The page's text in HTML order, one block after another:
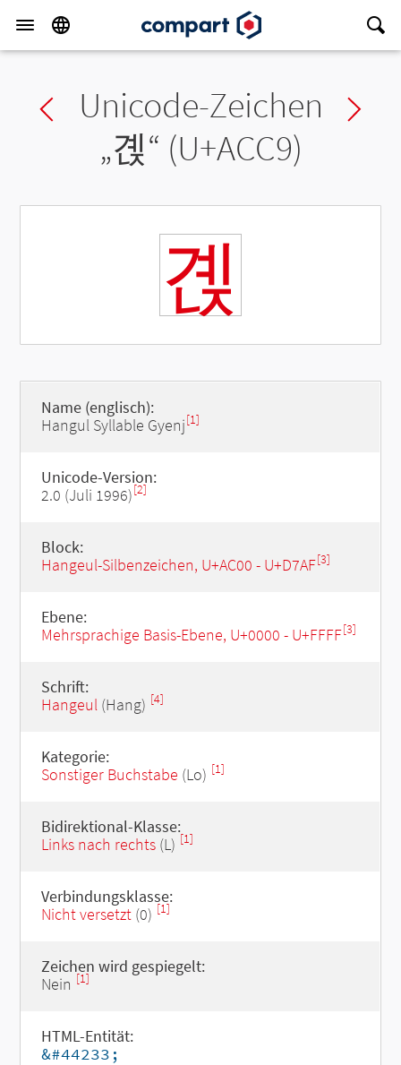
Previous char
Unicode-Zeichen
„곉“ (U+ACC9)
곉
Name (englisch):
Hangul Syllable Gyenj[1]
Unicode-Version:
2.0 (Juli 1996)[2]
Block:
Hangeul-Silbenzeichen, U+AC00 - U+D7AF[3]
Ebene:
Mehrsprachige Basis-Ebene, U+0000 - U+FFFF[3]
Schrift:
Hangeul(Hang) [4]
Kategorie:
Sonstiger Buchstabe (Lo) [1]
Bidirektional-Klasse:
Links nach rechts(L) [1]
Verbindungsklasse:
Nicht versetzt(0) [1]
Zeichen wird gespiegelt:
Nein [1]
HTML-Entität:
&#44233;